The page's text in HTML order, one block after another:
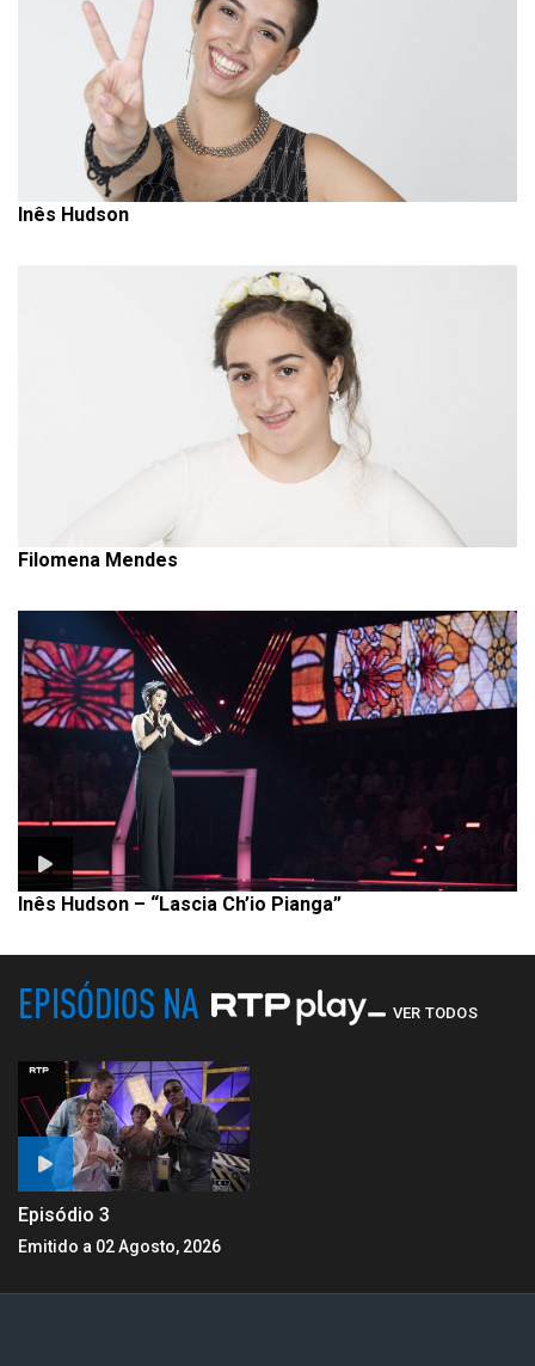
Inês Hudson
Filomena Mendes
Inês Hudson – “Lascia Ch’io Pianga”
EPISÓDIOS NA VER TODOS
Episódio 3
Emitido a 02 Agosto, 2026